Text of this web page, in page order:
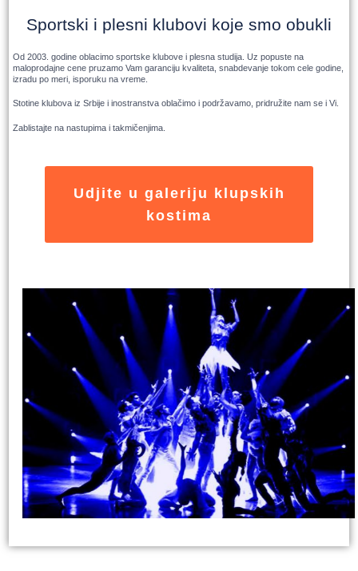
Sportski i plesni klubovi koje smo obukli
Od 2003. godine oblacimo sportske klubove i plesna studija. Uz popuste na
maloprodajne cene pruzamo Vam garanciju kvaliteta, snabdevanje tokom cele godine,
izradu po meri, isporuku na vreme.
Stotine klubova iz Srbije i inostranstva oblačimo i podržavamo, pridružite nam se i Vi.
Zablistajte na nastupima i takmičenjima.
Udjite u galeriju klupskih
kostima